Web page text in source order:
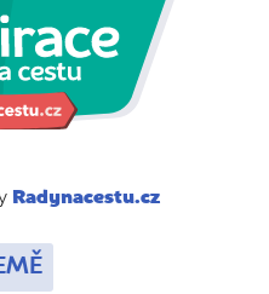
Radynacestu.cz